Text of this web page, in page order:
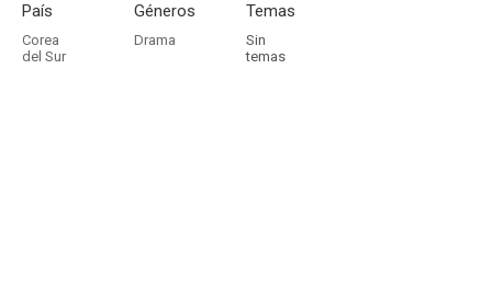
País
Corea
del Sur
Géneros
Drama
Temas
Sin
temas